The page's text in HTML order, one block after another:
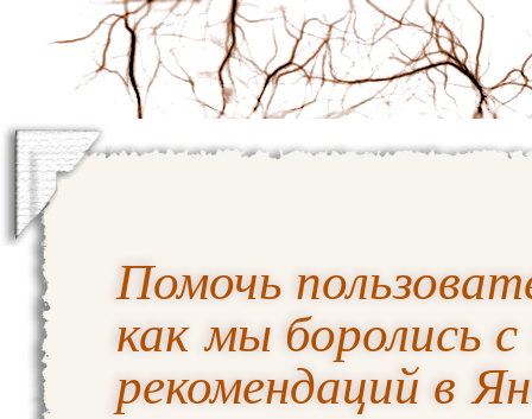
Помочь
как мы боролись
рекомендаций в